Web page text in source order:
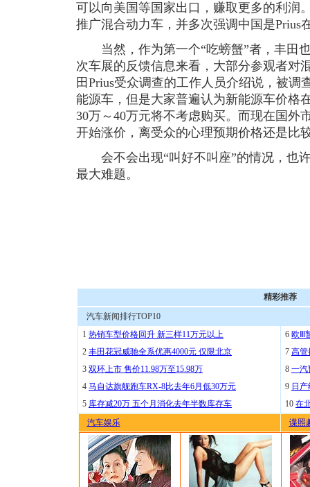
可以向美国等国家出口，赚取更多的利润
推广混合动力车，并多次强调中国是Prius
当然，作为第一个“吃螃蟹”者，丰田
次车展的反馈信息来看，大部分参观者对
田Prius受众调查的工作人员介绍说，被调
能源车，但是大家普遍认为新能源车价格
30万～40万元将不考虑购买。而现在国外
开始涨价，离受众的心理预期价格还是比
会不会出现“叫好不叫座”的情况，也
最大难题。
精彩推荐
汽车新闻排行TOP10
1 热销车型价格回升 新三样11万元以上
2 丰田花冠威驰全系优惠4000元 仅限北京
3 双环上市 售价11.98万至15.98万
4 马自达旗舰跑车RX-8比去年6月低30万元
5 库存减20万 五个月消化去年半数库存车
6 欧Ⅲ
7 高管
8 一汽
9 日
10 在
汽车娱乐
谍照